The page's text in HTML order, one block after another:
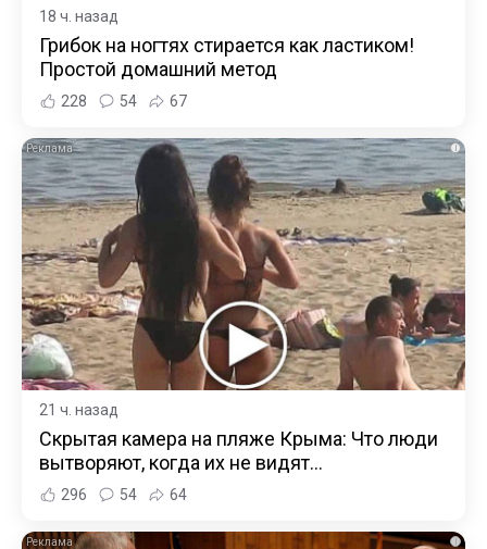
18 ч. назад
Грибок на ногтях стирается как ластиком!
Простой домашний метод
228 54 67
i
21 ч. назад
Скрытая камера на пляже Крыма: Что люди
вытворяют, когда их не видят...
296 54 64
i